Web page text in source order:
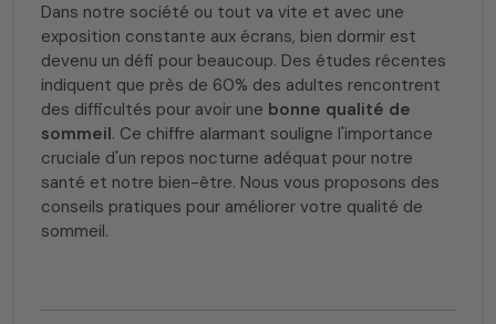
Dans notre société ou tout va vite et avec une
exposition constante aux écrans, bien dormir est
devenu un défi pour beaucoup. Des études récentes
indiquent que près de 60% des adultes rencontrent
des difficultés pour avoir une bonne qualité de
sommeil. Ce chiffre alarmant souligne l'importance
cruciale d'un repos nocturne adéquat pour notre
santé et notre bien-être. Nous vous proposons des
conseils pratiques pour améliorer votre qualité de
sommeil.